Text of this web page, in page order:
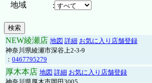
地域
:
NEW綾瀬店 地図 詳細 お気に入り店舗登録
神奈川県綾瀬市深谷上2-3-9
： 0467795279
厚木本店 地図 詳細 お気に入り店舗登録